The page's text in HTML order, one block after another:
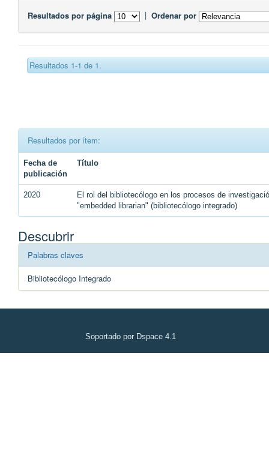
Resultados por página | Ordenar por
Resultados 1-1 de 1.
Resultados por ítem:
Fecha de
publicación
Título
2020
El rol del bibliotecólogo en los procesos de
"embedded librarian" (bibliotecólogo integrado)
Descubrir
Palabras claves
Bibliotecólogo Integrado
Soportado por Dspace 4.1